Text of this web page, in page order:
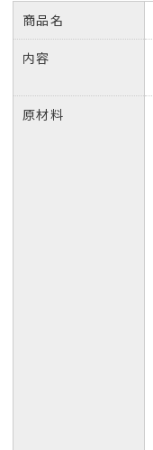
商品名
内容
原材料